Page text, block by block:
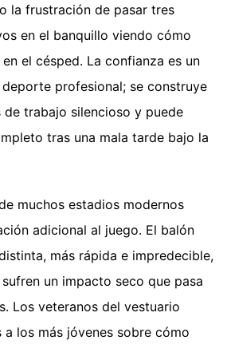
la frustración de pasar tres
en el banquillo viendo cómo
el césped. La confianza es un
profesional; se construye
de trabajo silencioso y puede
tras una mala tarde bajo la
muchos estadios modernos
adicional al juego. El balón
más rápida e impredecible,
un impacto seco que pasa
Los veteranos del vestuario
a los más jóvenes sobre cómo